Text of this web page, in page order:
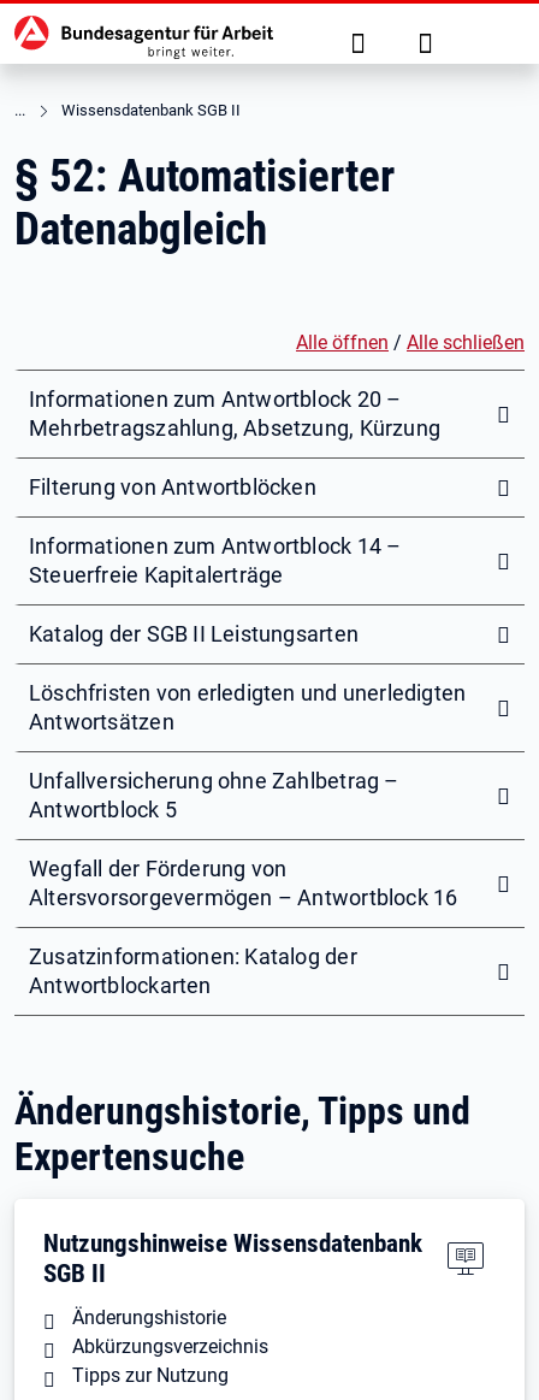
zu den Hauptinhalten springen
Hauptnavigation Suche Anmelden
Wissensdatenbank SGB II
§ 52: Automatisierter
Datenabgleich
Alle öffnen / Alle schließen
Informationen zum Antwortblock 20 –
Mehrbetragszahlung, Absetzung, Kürzung
Filterung von Antwortblöcken
Informationen zum Antwortblock 14 –
Steuerfreie Kapitalerträge
Katalog der SGB II Leistungsarten
Löschfristen von erledigten und unerledigten
Antwortsätzen
Unfallversicherung ohne Zahlbetrag –
Antwortblock 5
Wegfall der Förderung von
Altersvorsorgevermögen – Antwortblock 16
Zusatzinformationen: Katalog der
Antwortblockarten
Änderungshistorie, Tipps und
Expertensuche
Nutzungshinweise Wissensdatenbank
SGB II
Änderungshistorie
Abkürzungsverzeichnis
Tipps zur Nutzung